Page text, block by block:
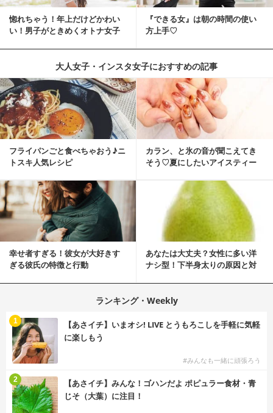
惚れちゃう！年上だけどかわい
い！男子がときめくオトナ女子
『できる女』は朝の時間の使い
方上手♡
大人女子・インスタ女子におすすめの記事
フライパンごと食べちゃおう♪ニ
トスキ人気レシピ
カラン、と氷の音が聞こえてき
そう♡夏にしたいアイスティー
幸せ者すぎる！彼女が大好きす
ぎる彼氏の特徴と行動
あなたは大丈夫？女性に多い洋
ナシ型！下半身太りの原因と対
ランキング・Weekly
【あさイチ】いまオシ! LIVE とうもろこしを手軽に気軽
に楽しもう
#みんなも一緒に頑張ろう
1
【あさイチ】みんな！ゴハンだよ ポピュラー食材・青
じそ（大葉）に注目！
2